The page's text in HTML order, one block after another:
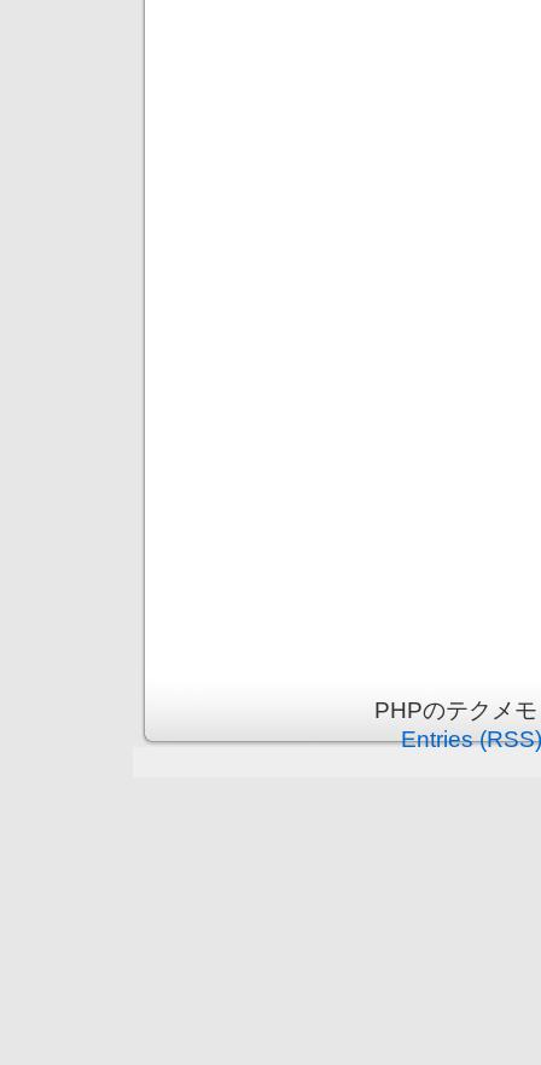
PHPのテクメ
Entries (RSS)